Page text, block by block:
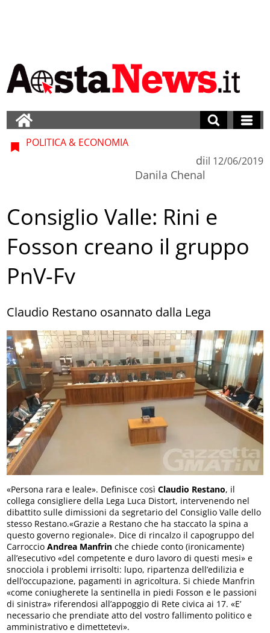
POLITICA & ECONOMIA
di
Danila Chenal
il 12/06/2019
Consiglio Valle: Rini e
Fosson creano il gruppo
PnV-Fv
Claudio Restano osannato dalla Lega
«Persona rara e leale». Definisce cosìClaudio Restano, il
collega consigliere della Lega Luca Distort, intervenendo nel
dibattito sulle dimissioni da segretario del Consiglio Valle dello
stesso Restano.«Grazie a Restano che ha staccato la spina a
questo governo regionale». Dice di rincalzo il capogruppo del
CarroccioAndrea Manfrin che chiede conto (ironicamente)
all’esecutivo «del competente e duro lavoro di questi mesi» e
snocciola i problemi irrisolti: lupo, ripartenza dell’edilizia e
dell’occupazione, pagamenti in agricoltura. Si chiede Manfrin
«come coniugherete la sentinella in piedi Fosson e le passioni
di sinistra» riferendosi all’appoggio di Rete civica ai 17. «E’
necessario che prendiate atto del vostro fallimento politico e
amministrativo e dimettetevi».